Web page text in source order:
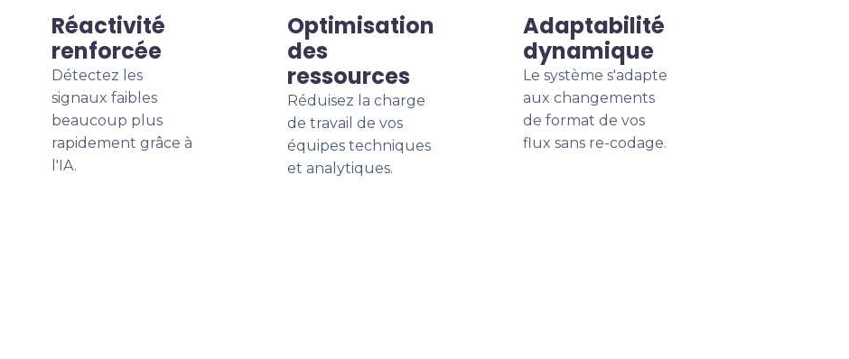
Réactivité
renforcée
Détectez les
signaux faibles
beaucoup plus
rapidement grâce à
l'IA.
Optimisation
des
ressources
Réduisez la charge
de travail de vos
équipes techniques
et analytiques.
Adaptabilité
dynamique
Le système s'adapte
aux changements
de format de vos
flux sans re-codage.